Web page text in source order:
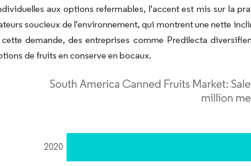
aux options refermables, l'accent est mis sur la
soucieux de l'environnement, qui montrent une nette
demande, des entreprises comme Predilecta
de fruits en conserve en bocaux.